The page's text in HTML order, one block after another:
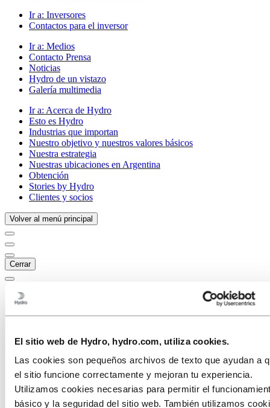
El sitio web de Hydro, hydro.com, utiliza cookies.
Las cookies son pequeños archivos de texto que ayudan a
el sitio funcione correctamente y mejoran tu experiencia.
Utilizamos cookies necesarias para permitir el
básico y la seguridad del sitio web. También utilizamos
Ir a: Inversores
Contactos para el inversor
Ir a: Medios
Contacto Prensa
Noticias
Hydro de un vistazo
Galería multimedia
Ir a: Acerca de Hydro
Esto es Hydro
Industrias que importan
Nuestro objetivo y nuestros valores básicos
Nuestra estrategia
Nuestras ubicaciones en Argentina
Obtención
Stories by Hydro
Clientes y socios
Volver al menú principal
Cerrar